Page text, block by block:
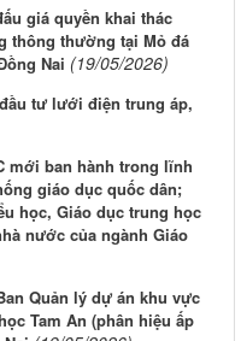
giá quyền khai thác
thông thường tại Mỏ đá
Nai (19/05/2026)
tư lưới điện trung áp,
mới ban hành trong lĩnh
giáo dục quốc dân;
học, Giáo dục trung học
nước của ngành Giáo
Quản lý dự án khu vực
Tam An (phân hiệu ấp